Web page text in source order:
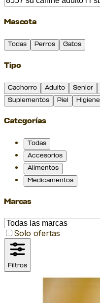
Mascota
Todas Perros Gatos
Tipo
Cachorro Adulto Senior
Suplementos
Piel Higiene
Categorías
Todas
Accesorios
Alimentos
Medicamentos
Marcas
Solo ofertas
Filtros